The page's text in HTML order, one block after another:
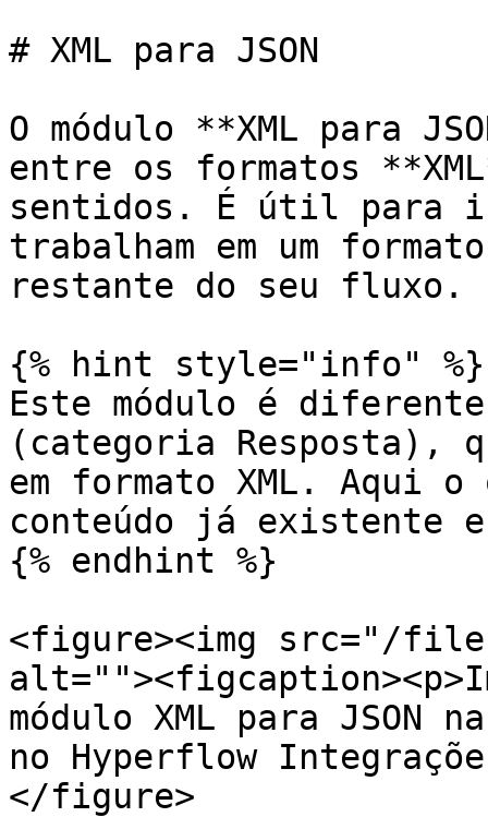
# XML para JSON
O módulo **XML para
entre os formatos
sentidos. É útil para
trabalham em um
restante do seu fluxo.
{% hint style="info" %}
Este módulo é
(categoria Resposta),
em formato XML. Aqui
conteúdo já existente
{% endhint %}
<figure><img src="/files/
módulo XML para
no Hyperflow
</figure>